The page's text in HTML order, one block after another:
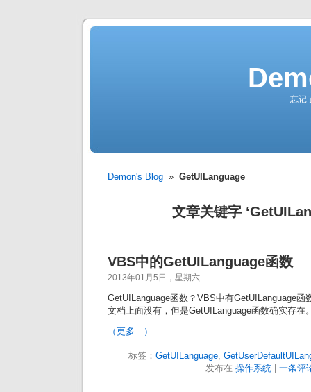
忘记
Demon's Blog » GetUILanguage
文章关键字
VBS中的GetUILanguage函数
2013年01月5日，星期六
GetUILanguage函数？VBS中有GetUILanguage函
文档上面没有，但是GetUILanguage函数确实存在
（更多…）
标签： GetUILanguage,
发布在 操作系统| 一条评